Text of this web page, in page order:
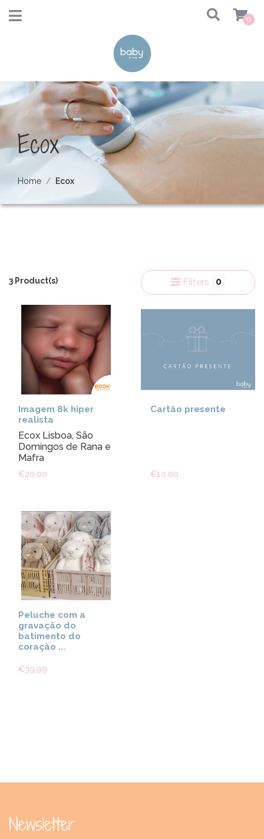
0
Ecox
Home Ecox
3 Product(s) Filters 0
Imagem 8k hiper
realista
Ecox Lisboa, São
Domingos de Rana e
Mafra
€20,00
Cartão presente
€10,00
Peluche com a
gravação do
batimento do
coração ...
€39,99
Newsletter